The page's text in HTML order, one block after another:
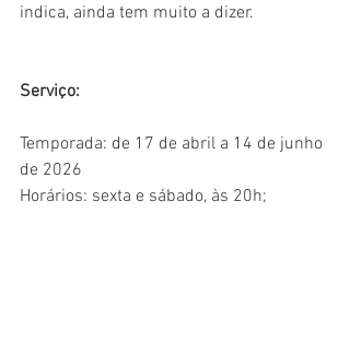
indica, ainda tem muito a dizer.
Serviço:
Temporada: de 17 de abril a 14 de junho
de 2026
Horários: sexta e sábado, às 20h;